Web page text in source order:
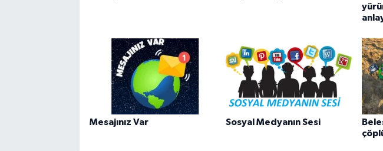
Mesajınız Var Sosyal Medyanın Sesi